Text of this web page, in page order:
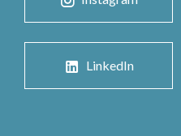
LinkedIn